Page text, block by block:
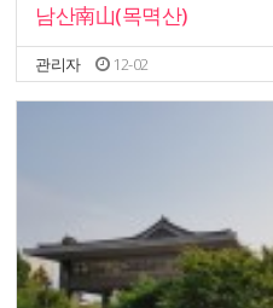
남산南山(목멱산)
관리자 12-02